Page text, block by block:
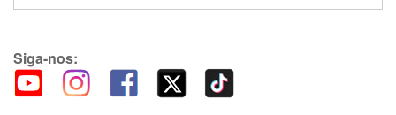
Siga-nos: